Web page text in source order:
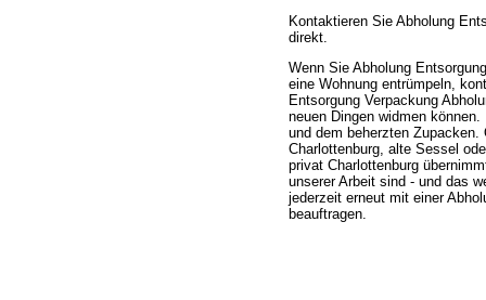
Kontaktieren Sie Abholung
direkt.
Wenn Sie Abholung
eine Wohnung entrümpeln,
Entsorgung Verpackung
neuen Dingen widmen
und dem beherzten Zupacken.
Charlottenburg, alte Sessel
privat Charlottenburg
unserer Arbeit sind - und das
jederzeit erneut mit einer
beauftragen.